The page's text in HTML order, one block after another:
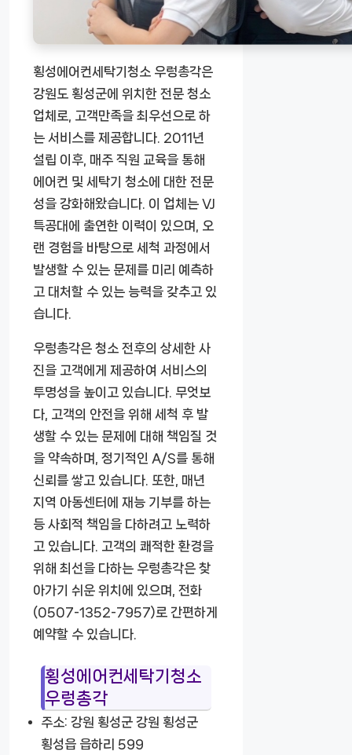
횡성에어컨세탁기청소 우렁총각은
강원도 횡성군에 위치한 전문 청소
업체로, 고객만족을 최우선으로 하
는 서비스를 제공합니다. 2011년
설립 이후, 매주 직원 교육을 통해
에어컨 및 세탁기 청소에 대한 전문
성을 강화해왔습니다. 이 업체는 VJ
특공대에 출연한 이력이 있으며, 오
랜 경험을 바탕으로 세척 과정에서
발생할 수 있는 문제를 미리 예측하
고 대처할 수 있는 능력을 갖추고 있
습니다.
우렁총각은 청소 전후의 상세한 사
진을 고객에게 제공하여 서비스의
투명성을 높이고 있습니다. 무엇보
다, 고객의 안전을 위해 세척 후 발
생할 수 있는 문제에 대해 책임질 것
을 약속하며, 정기적인 A/S를 통해
신뢰를 쌓고 있습니다. 또한, 매년
지역 아동센터에 재능 기부를 하는
등 사회적 책임을 다하려고 노력하
고 있습니다. 고객의 쾌적한 환경을
위해 최선을 다하는 우렁총각은 찾
아가기 쉬운 위치에 있으며, 전화
(0507-1352-7957)로 간편하게
예약할 수 있습니다.
횡성에어컨세탁기청소
우렁총각
주소: 강원 횡성군 강원 횡성군
횡성읍 읍하리 599